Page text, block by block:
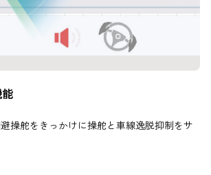
操舵をきっかけに操舵と車線逸脱抑制をサ